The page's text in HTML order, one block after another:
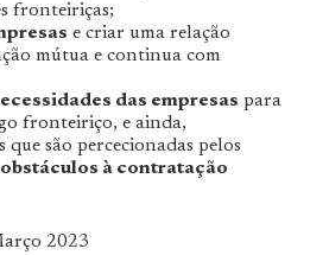
fronteiriças;
e criar uma relação
mútua e continua com
das empresas para
fronteiriço, e ainda,
que são percecionadas pelos
obstáculos à contratação
2023